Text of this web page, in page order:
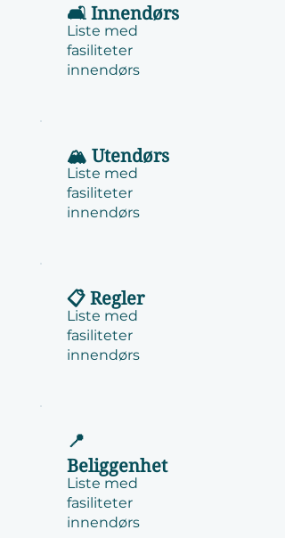
🛋️ Innendørs
Liste med
fasiliteter
innendørs
🏔️ Utendørs
Liste med
fasiliteter
innendørs
📋 Regler
Liste med
fasiliteter
innendørs
📍
Beliggenhet
Liste med
fasiliteter
innendørs